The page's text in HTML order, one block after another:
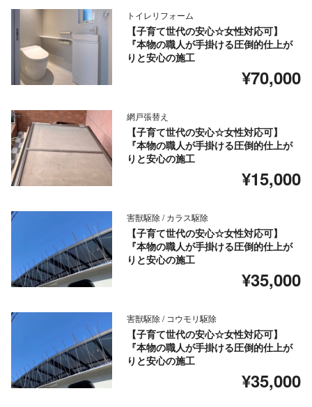
トイレリフォーム
【子育て世代の安心☆女性対応可】
『本物の職人が手掛ける圧倒的仕上が
りと安心の施工
¥70,000
網戸張替え
【子育て世代の安心☆女性対応可】
『本物の職人が手掛ける圧倒的仕上が
りと安心の施工
¥15,000
害獣駆除 / カラス駆除
【子育て世代の安心☆女性対応可】
『本物の職人が手掛ける圧倒的仕上が
りと安心の施工
¥35,000
害獣駆除 / コウモリ駆除
【子育て世代の安心☆女性対応可】
『本物の職人が手掛ける圧倒的仕上が
りと安心の施工
¥35,000